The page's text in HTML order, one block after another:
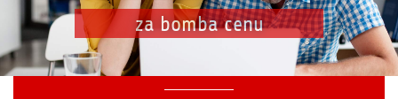
za bomba cenu